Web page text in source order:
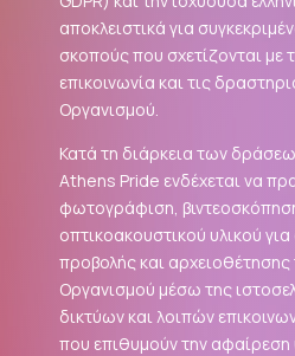
αποκλειστικά για
σκοπούς που σχετίζονται με
επικοινωνία και τις
Οργανισμού.
Κατά τη διάρκεια των
Athens Pride ενδέχεται να
φωτογράφιση,
οπτικοακουστικού υλικού
προβολής και
Οργανισμού μέσω της
δικτύων και λοιπών
που επιθυμούν την αφαίρεση